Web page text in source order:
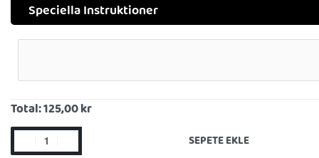
Speciella Instruktioner
Total:125,00 kr
SEPETE EKLE